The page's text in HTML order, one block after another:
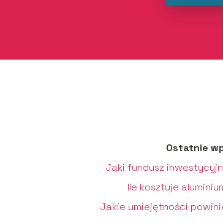
Ostatnie
Jaki fundusz
Ile kosztuje
Jakie umiejętności